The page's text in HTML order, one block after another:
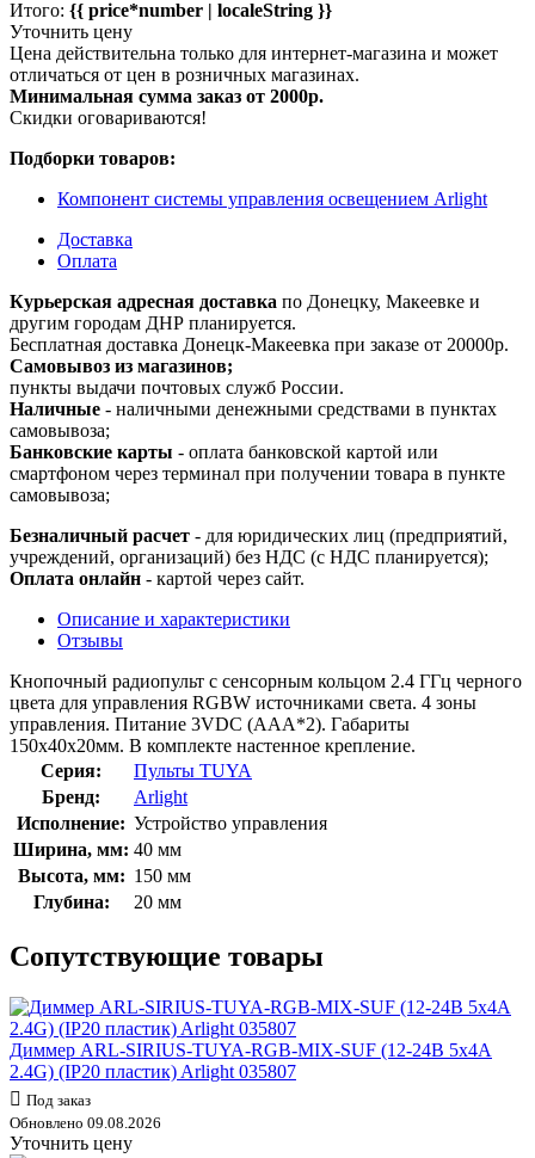
Итого: {{ price*number | localeString }}
Уточнить цену
Цена действительна только для интернет-магазина и может
отличаться от цен в розничных магазинах.
Минимальная сумма заказ от 2000р.
Скидки оговариваются!
Подборки товаров:
Компонент системы управления освещением Arlight
Доставка
Оплата
Курьерская адресная доставка по Донецку, Макеевке и
другим городам ДНР планируется.
Бесплатная доставка Донецк-Макеевка при заказе от 20000р.
Самовывоз из магазинов;
пункты выдачи почтовых служб России.
Наличные - наличными денежными средствами в пунктах
самовывоза;
Банковские карты - оплата банковской картой или
смартфоном через терминал при получении товара в пункте
самовывоза;
Безналичный расчет - для юридических лиц (предприятий,
учреждений, организаций) без НДС (с НДС планируется);
Оплата онлайн - картой через сайт.
Описание и характеристики
Отзывы
Кнопочный радиопульт с сенсорным кольцом 2.4 ГГц черного
цвета для управления RGBW источниками света. 4 зоны
управления. Питание 3VDC (AAA*2). Габариты
150х40х20мм. В комплекте настенное крепление.
Серия:
Пульты TUYA
Бренд:
Arlight
Исполнение: Устройство управления
Ширина, мм: 40 мм
Высота, мм: 150 мм
Глубина:
20 мм
Сопутствующие товары
Диммер ARL-SIRIUS-TUYA-RGB-MIX-SUF (12-24В 5х4А
2.4G) (IP20 пластик) Arlight 035807
Под заказ
Обновлено 09.08.2026
Уточнить цену